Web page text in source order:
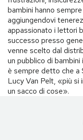
bambini hanno
aggiungendovi
appassionato i lettori
successo presso
venne scelto dal
un pubblico di
è sempre detto che a
Lucy Van Pelt, «più si
un sacco di cose».